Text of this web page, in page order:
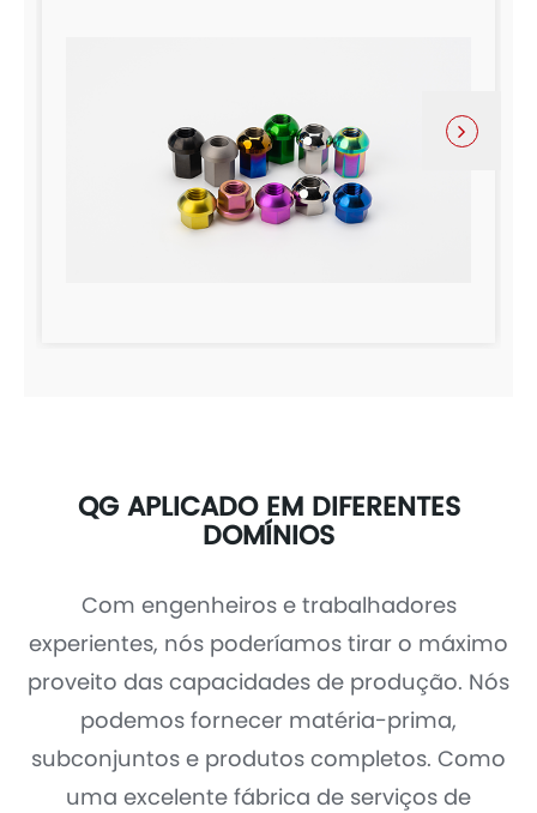
QG APLICADO EM DIFERENTES
DOMÍNIOS
Com engenheiros e trabalhadores
experientes, nós poderíamos tirar o máximo
proveito das capacidades de produção. Nós
podemos fornecer matéria-prima,
subconjuntos e produtos completos. Como
uma excelente fábrica de serviços de